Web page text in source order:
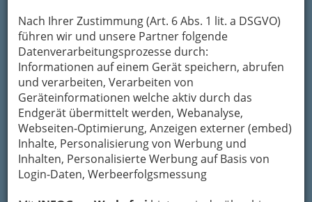
Nach Ihrer Zustimmung (Art. 6 Abs. 1 lit. a DSGVO)
führen wir und unsere Partner folgende
Datenverarbeitungsprozesse durch:
Informationen auf einem Gerät speichern, abrufen
und verarbeiten, Verarbeiten von
Geräteinformationen welche aktiv durch das
Endgerät übermittelt werden, Webanalyse,
Webseiten-Optimierung, Anzeigen externer (embed)
Inhalte, Personalisierung von Werbung und
Inhalten, Personalisierte Werbung auf Basis von
Login-Daten, Werbeerfolgsmessung
Die Energie im Körper
soll fließen –
und ebenso harmonisch
fließend
sollen die Bewegungen
der
traditionellen chinesischen
Körperkunst sein.“
Dr. Xiaoqiu LI
[7. Dan Wushu-Meister]